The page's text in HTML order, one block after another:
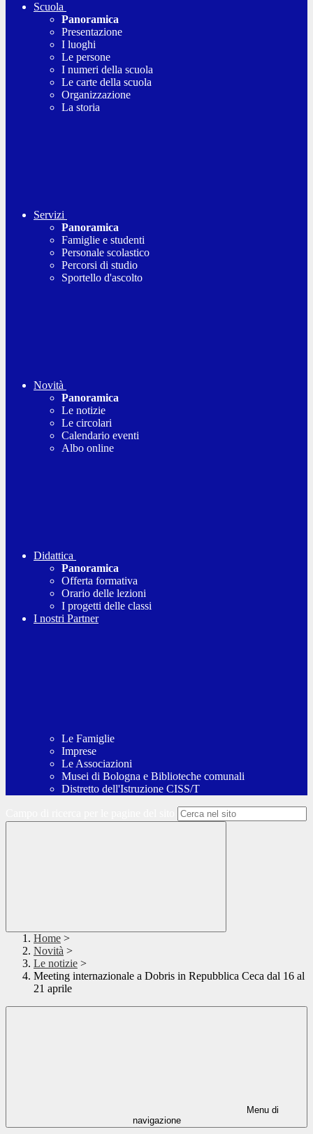
Scuola
Panoramica
Presentazione
I luoghi
Le persone
I numeri della scuola
Le carte della scuola
Organizzazione
La storia
Servizi
Panoramica
Famiglie e studenti
Personale scolastico
Percorsi di studio
Sportello d'ascolto
Novità
Panoramica
Le notizie
Le circolari
Calendario eventi
Albo online
Didattica
Panoramica
Offerta formativa
Orario delle lezioni
I progetti delle classi
I nostri Partner
Le Famiglie
Imprese
Le Associazioni
Musei di Bologna e Biblioteche comunali
Distretto dell'Istruzione CISS/T
Home >
Novità >
Le notizie >
Meeting internazionale a Dobris in Repubblica Ceca dal 16 al
21 aprile
Menu di
navigazione